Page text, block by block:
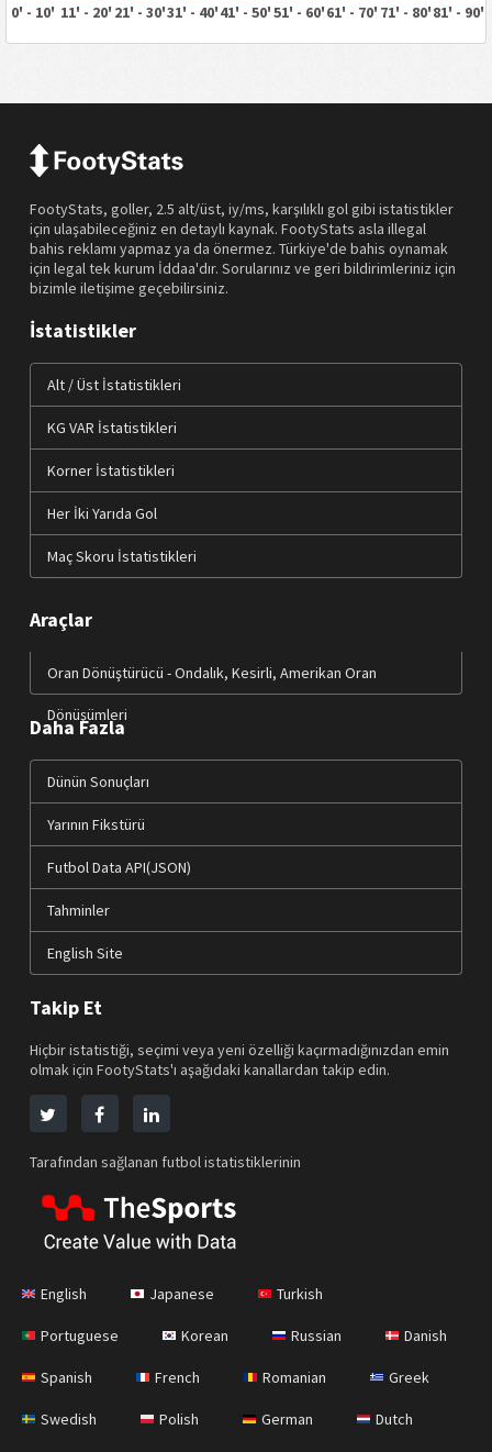
0' - 10' 11' - 20' 21' - 30'31' - 40'41' - 50'51' - 60'61' - 70' 71' - 80'81' - 90'
FootyStats, goller, 2.5 alt/üst, iy/ms, karşılıklı gol gibi istatistikler
için ulaşabileceğiniz en detaylı kaynak. FootyStats asla illegal
bahis reklamı yapmaz ya da önermez. Türkiye'de bahis oynamak
için legal tek kurum İddaa'dır. Sorularınız ve geri bildirimleriniz için
bizimle iletişime geçebilirsiniz.
İstatistikler
Alt / Üst İstatistikleri
KG VAR İstatistikleri
Korner İstatistikleri
Her İki Yarıda Gol
Maç Skoru İstatistikleri
Araçlar
Oran Dönüştürücü - Ondalık, Kesirli, Amerikan Oran
Dönüşümleri
Daha Fazla
Dünün Sonuçları
Yarının Fikstürü
Futbol Data API(JSON)
Tahminler
English Site
Takip Et
Hiçbir istatistiği, seçimi veya yeni özelliği kaçırmadığınızdan emin
olmak için FootyStats'ı aşağıdaki kanallardan takip edin.
Tarafından sağlanan futbol istatistiklerinin
English Japanese Turkish
Portuguese Korean Russian Danish
Spanish French Romanian Greek
Swedish Polish German Dutch